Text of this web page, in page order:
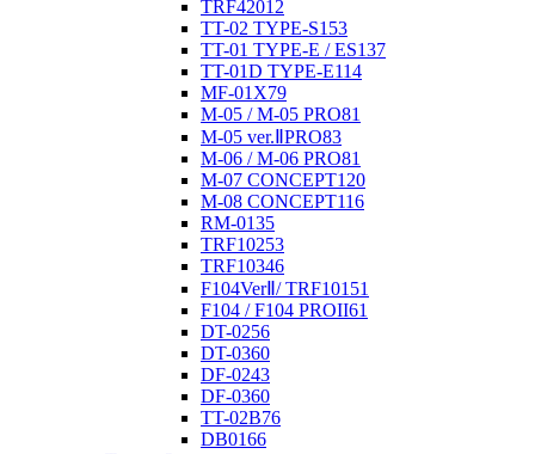
TRF42012
TT-02 TYPE-S153
TT-01 TYPE-E / ES137
TT-01D TYPE-E114
MF-01X79
M-05 / M-05 PRO81
M-05 ver.ⅡPRO83
M-06 / M-06 PRO81
M-07 CONCEPT120
M-08 CONCEPT116
RM-0135
TRF10253
TRF10346
F104VerⅡ/ TRF101 51
F104 / F104 PROII61
DT-0256
DT-0360
DF-0243
DF-0360
TT-02B76
DB0166